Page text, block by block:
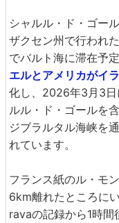
シャルル・ド・ゴー
ザクセン州で行われ
でバルト海に滞在予
エルとアメリカがイ
化し、2026年3月3日
ルル・ド・ゴールを
ジブラルタル海峡を
れています。
フランス紙のル・モ
6km離れたところに
ravaの記録から1時間